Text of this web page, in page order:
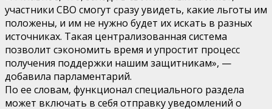
участники СВО смогут сразу увидеть, какие льготы им
положены, и им не нужно будет их искать в разных
источниках. Такая централизованная система
позволит сэкономить время и упростит процесс
получения поддержки нашим защитникам», —
добавила парламентарий.
По ее словам, функционал специального раздела
может включать в себя отправку уведомлений о